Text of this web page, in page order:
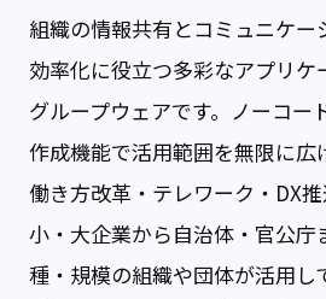
組織の情報共有とコミュニケ
効率化に役立つ多彩なアプリケ
グループウェアです。ノーコー
作成機能で活用範囲を無限に広
働き方改革・テレワーク・DX
小・大企業から自治体・官公庁
種・規模の組織や団体が活用し